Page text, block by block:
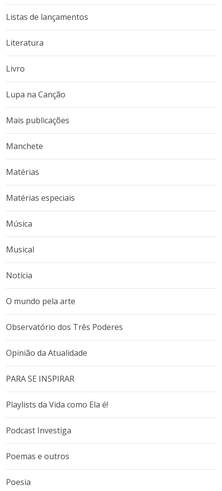
Listas de lançamentos
Literatura
Livro
Lupa na Canção
Mais publicações
Manchete
Matérias
Matérias especiais
Música
Musical
Notícia
O mundo pela arte
Observatório dos Três Poderes
Opinião da Atualidade
PARA SE INSPIRAR
Playlists da Vida como Ela é!
Podcast Investiga
Poemas e outros
Poesia